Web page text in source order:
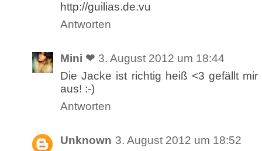
http://guilias.de.vu
Antworten
Mini ❤ 3. August 2012 um 18:44
Die Jacke ist richtig heiß <3 gefällt
aus! :-)
Antworten
Unknown 3. August 2012 um 18:52